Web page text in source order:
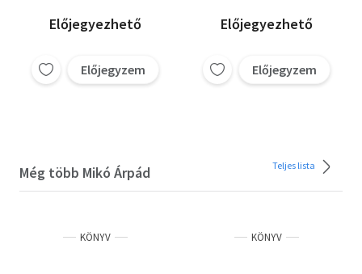
Előjegyezhető
Előjegyzem
Előjegyezhető
Előjegyzem
Még több Mikó Árpád Teljes lista
KÖNYV KÖNYV